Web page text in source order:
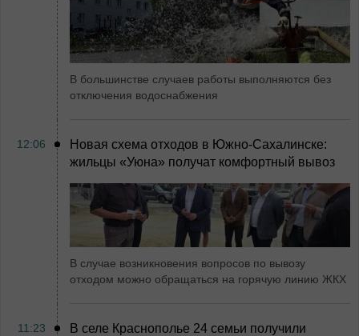
В большинстве случаев работы выполняются без
отключения водоснабжения
12:06
Новая схема отходов в Южно-Сахалинске:
жильцы «Уюна» получат комфортный вывоз
В случае возникновения вопросов по вывозу
отходом можно обращаться на горячую линию ЖКХ
11:23
В селе Краснополье 24 семьи получили